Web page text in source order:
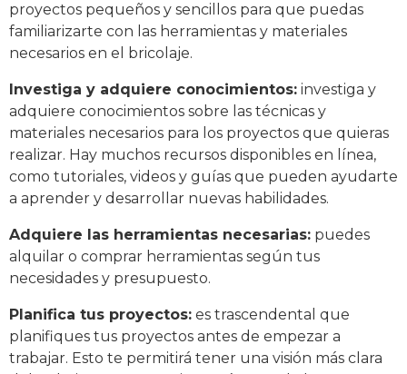
proyectos pequeños y sencillos para que puedas
familiarizarte con las herramientas y materiales
necesarios en el bricolaje.
Investiga y adquiere conocimientos: investiga y
adquiere conocimientos sobre las técnicas y
materiales necesarios para los proyectos que quieras
realizar. Hay muchos recursos disponibles en línea,
como tutoriales, videos y guías que pueden ayudarte
a aprender y desarrollar nuevas habilidades.
Adquiere las herramientas necesarias: puedes
alquilar o comprar herramientas según tus
necesidades y presupuesto.
Planifica tus proyectos: es trascendental que
planifiques tus proyectos antes de empezar a
trabajar. Esto te permitirá tener una visión más clara